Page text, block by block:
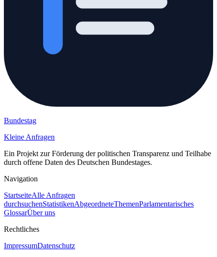
Bundestag
Kleine Anfragen
Ein Projekt zur Förderung der politischen Transparenz und Teilhabe
durch offene Daten des Deutschen Bundestages.
Navigation
StartseiteAlle Anfragen
durchsuchenStatistikenAbgeordneteThemenParlamentarisches
GlossarÜber uns
Rechtliches
ImpressumDatenschutz